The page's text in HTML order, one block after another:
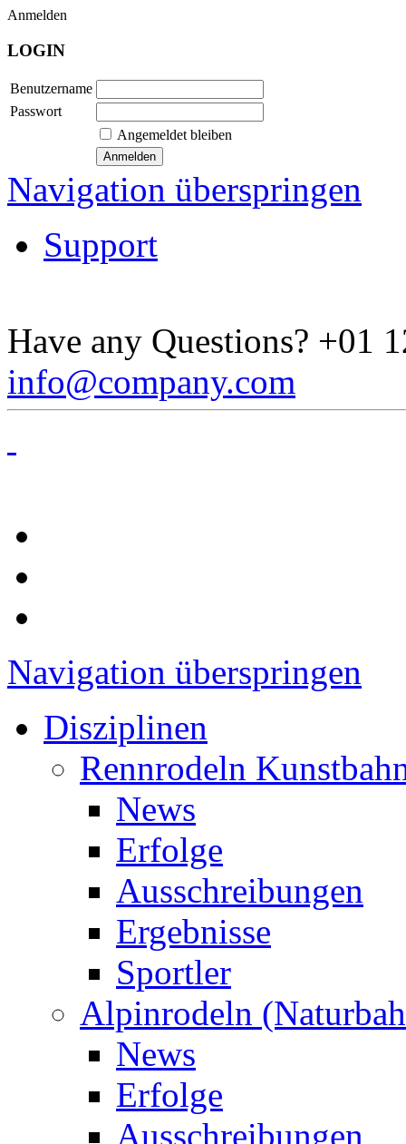
Anmelden
LOGIN
Benutzername
Passwort
Angemeldet bleiben
Navigation überspringen
Support
Have any Questions? +01
info@company.com
Navigation überspringen
Disziplinen
Rennrodeln
News
Erfolge
Ausschreibungen
Ergebnisse
Sportler
Alpinrodeln
News
Erfolge
Ausschreibungen